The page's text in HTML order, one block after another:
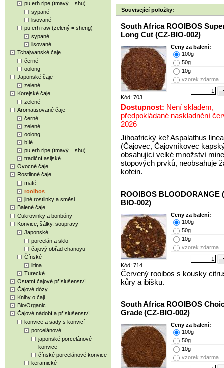
pu erh ripe (tmavý = shu)
sypané
lisované
pu erh raw (zelený = sheng)
sypané
lisované
Tchajwanské čaje
černé
oolong
Japonské čaje
zelené
Korejské čaje
zelené
Aromatisované čaje
černé
zelené
oolong
bílé
pu erh ripe (tmavý = shu)
tradiční asijské
Ovocné čaje
Rostlinné čaje
maté
rooibos
jiné rostlinky a směsi
Balené čaje
Cukrovinky a bonbóny
Konvice, šálky, soupravy
Japonské
porcelán a sklo
čajový obřad chanoyu
Čínské
litina
Turecké
Ostatní čajové příslušenství
Čajové dózy
Knihy o čaji
Bio/Organic
Čajové nádobí a příslušenství
konvice a sady s konvicí
porcelánové
japonské porcelánové
konvice
čínské porcelánové konvice
keramické
Související položky:
South Africa ROOIBOS
Long Cut (CZ-BIO-002)
Kód: 703
Ceny za balení:
100g
50g
10g
vzorek zdarma
Dostupnost: Není skladem,
předpokládané naskladnění
2026
Jihoafrický keř Aspalathus
(Čajovec, Čajovníkovec
obsahující velké množství
stopových prvků, neobsahuje
kofein.
ROOIBOS BLOODORANGE
BIO-002)
Kód: 714
Ceny za balení:
100g
50g
10g
vzorek zdarma
Červený rooibos s kousky
kůry a ibišku.
South Africa ROOIBOS
Grade (CZ-BIO-002)
Ceny za balení:
100g
50g
10g
vzorek zdarma